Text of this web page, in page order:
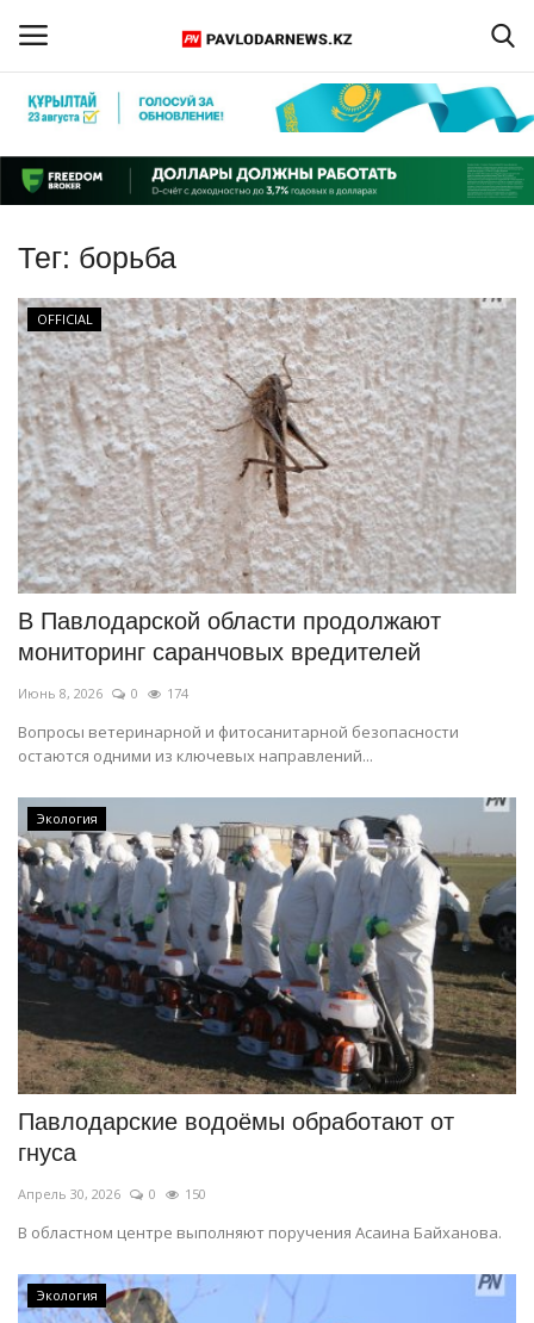
Регистрация
Главная
Обратная связь
ПАВЛОДАРСКАЯ ОБЛАСТЬ
КАЗАХСТАН
МИР
СПЕЦПРОЕКТЫ
СПОРТ
Чек-лист
РАЗВЛЕЧЕНИЯ
OFFICIAL
Курултай
Язык
Қазақша Русский
Тег: борьба
OFFICIAL
В Павлодарской области продолжают
мониторинг саранчовых вредителей
Июнь 8, 2026 0 174
Вопросы ветеринарной и фитосанитарной безопасности
остаются одними из ключевых направлений...
Экология
Павлодарские водоёмы обработают от
гнуса
Апрель 30, 2026 0 150
В областном центре выполняют поручения Асаина Байханова.
Экология